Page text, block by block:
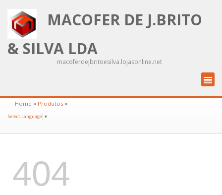
MACOFER DE J.BRITO
& SILVA LDA
macoferdejbritoesilva.lojasonline.net
Home » Produtos »
Select Language ▼